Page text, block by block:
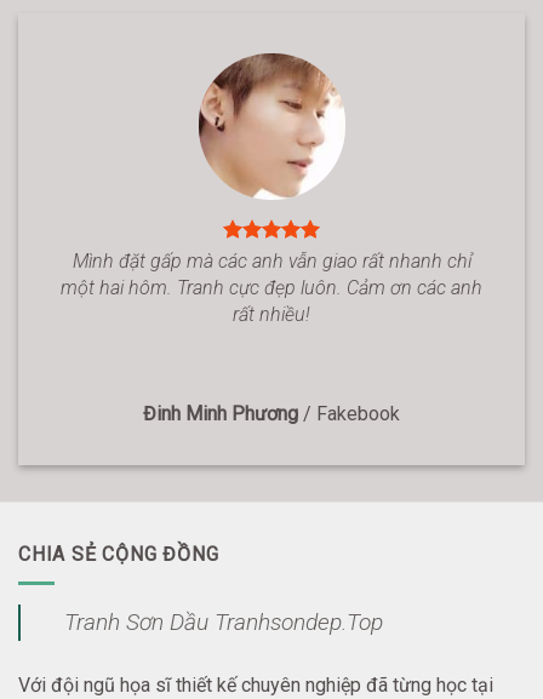
Mình đặt gấp mà các anh vẫn giao rất nhanh chỉ
một hai hôm. Tranh cực đẹp luôn. Cảm ơn các anh
rất nhiều!
Đinh Minh Phương / Fakebook
CHIA SẺ CỘNG ĐỒNG
Tranh Sơn Dầu Tranhsondep.Top
Với đội ngũ họa sĩ thiết kế chuyên nghiệp đã từng học tại